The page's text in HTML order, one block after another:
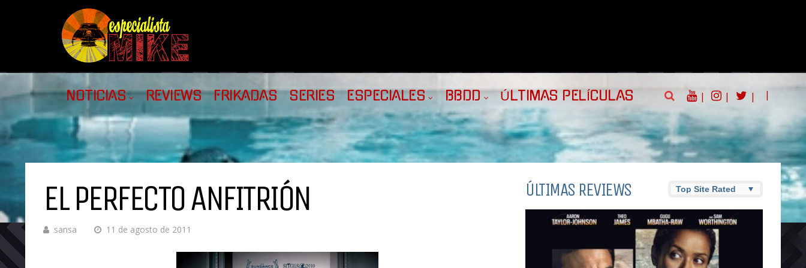
NOTICIAS REVIEWS FRIKADAS SERIES ESPECIALES BBDD ÚLTIMAS PELÍCULAS | | | |
EL PERFECTO ANFITRIÓN
sansa 11 de agosto de 2011
ÚLTIMAS REVIEWS